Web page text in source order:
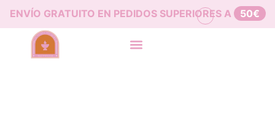
ENVÍO GRATUITO EN PEDIDOS SUPERIORES A 50€